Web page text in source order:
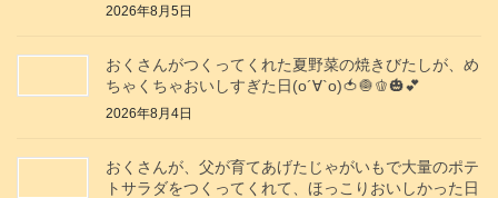
2026年8月5日
おくさんがつくってくれた夏野菜の焼きびたしが、め
ちゃくちゃおいしすぎた日(о´∀`о)🍅🧅🫑🎃💕
2026年8月4日
おくさんが、父が育てあげたじゃがいもで大量のポテ
トサラダをつくってくれて、ほっこりおいしかった日